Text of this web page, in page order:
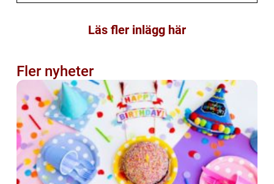
Läs fler inlägg här
Fler nyheter